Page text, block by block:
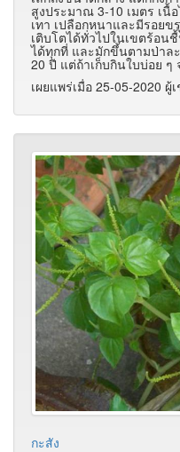
สูงประมาณ 3-10 เมตร เ
เทา เปลือกหนาและมีรอยข
เติบโตได้ทั่วไปในเขตร้อน
ได้ทุกที่ และมักขึ้นตามป่าล
20 ปี แต่ถ้าเก็บกินใบบ่อย
เผยแพร่เมื่อ 25-05-2020 ผู้
กะสัง